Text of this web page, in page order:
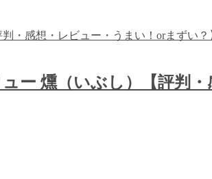
燻（いぶし）【評判・